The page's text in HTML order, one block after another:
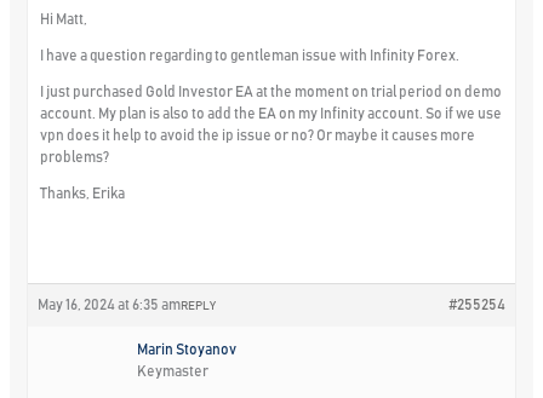
Hi Matt,
I have a question regarding to gentleman issue with Infinity Forex.
I just purchased Gold Investor EA at the moment on trial period on demo
account. My plan is also to add the EA on my Infinity account. So if we use
vpn does it help to avoid the ip issue or no? Or maybe it causes more
problems?
Thanks, Erika
May 16, 2024 at 6:35 am #255254
REPLY
Marin Stoyanov
Keymaster